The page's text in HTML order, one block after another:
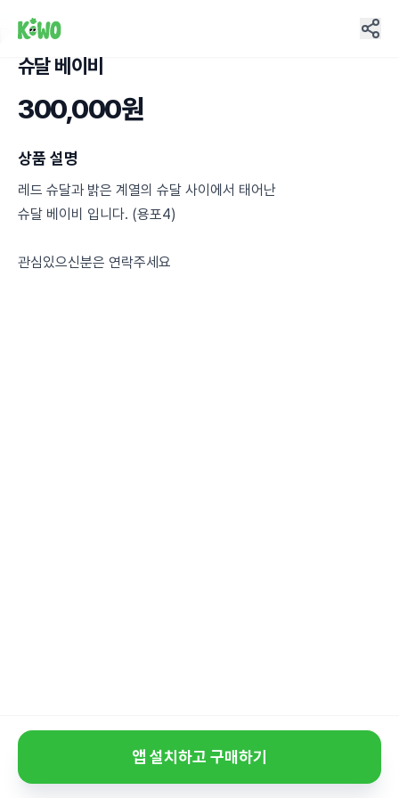
슈달 베이비
300,000원
상품 설명
레드 슈달과 밝은 계열의 슈달 사이에서 태어난
슈달 베이비 입니다. (용포4)
관심있으신분은 연락주세요
앱 설치하고 구매하기